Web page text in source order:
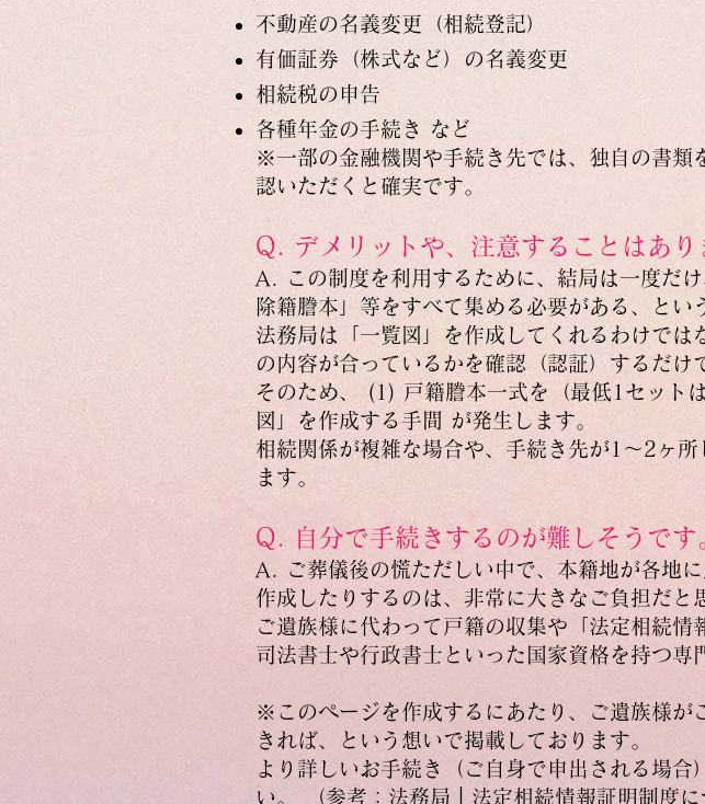
不動産の名義変更（相続登記）
有価証券（株式など）の名義変更
相続税の申告
各種年金の手続き など
※一部の金融機関や手続き先では、独自の書類
認いただくと確実です。
Q. デメリットや、注意することはあり
A. この制度を利用するために、結局は一度だ
除籍謄本」等をすべて集める必要がある、とい
法務局は「一覧図」を作成してくれるわけで
の内容が合っているかを確認（認証）するだけ
そのため、 (1) 戸籍謄本一式を（最低1セット
図」を作成する手間 が発生します。
相続関係が複雑な場合や、手続き先が1〜2ヶ
ます。
Q. 自分で手続きするのが難しそうです
A. ご葬儀後の慌ただしい中で、本籍地が各地
作成したりするのは、非常に大きなご負担だと
ご遺族様に代わって戸籍の収集や「法定相続情
司法書士や行政書士といった国家資格を持つ専
※このページを作成するにあたり、ご遺族様が
きれば、という想いで掲載しております。
より詳しいお手続き（ご自身で申出される場
い。 （参考： 法務局｜法定相続情報証明制度に